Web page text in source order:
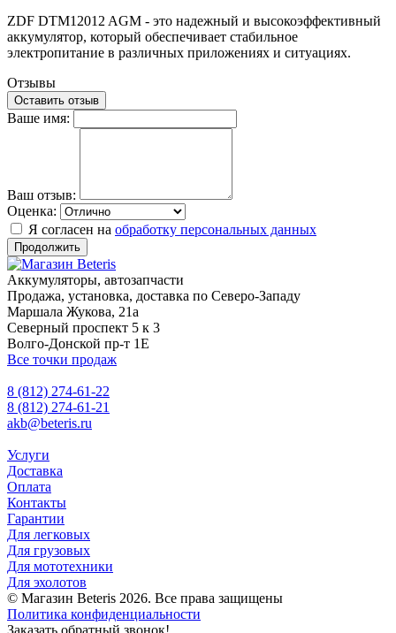
ZDF DTM12012 AGM - это надежный и высокоэффективный
аккумулятор, который обеспечивает стабильное
электропитание в различных приложениях и ситуациях.
Отзывы
Оставить отзыв
Ваше имя:
Ваш отзыв:
Оценка:
Я согласен на обработку персональных данных
Продолжить
Аккумуляторы, автозапчасти
Продажа, установка, доставка по Северо-Западу
Маршала Жукова, 21а
Северный проспект 5 к 3
Волго-Донской пр-т 1Е
Все точки продаж
8 (812) 274-61-22
8 (812) 274-61-21
akb@beteris.ru
Услуги
Доставка
Оплата
Контакты
Гарантии
Для легковых
Для грузовых
Для мототехники
Для эхолотов
© Магазин Beteris 2026. Все права защищены
Политика конфиденциальности